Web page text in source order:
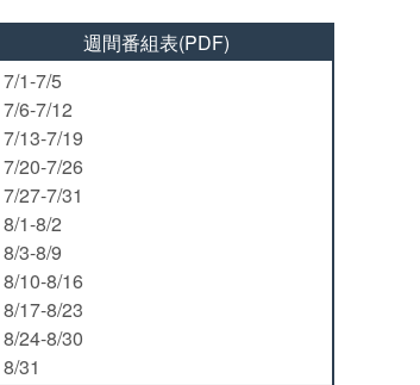
週間番組表(PDF)
7/1-7/5
7/6-7/12
7/13-7/19
7/20-7/26
7/27-7/31
8/1-8/2
8/3-8/9
8/10-8/16
8/17-8/23
8/24-8/30
8/31